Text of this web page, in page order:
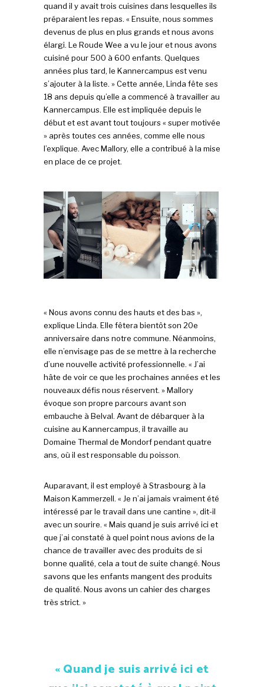
quand il y avait trois cuisines dans lesquelles ils
préparaient les repas. « Ensuite, nous sommes
devenus de plus en plus grands et nous avons
élargi. Le Roude Wee a vu le jour et nous avons
cuisiné pour 500 à 600 enfants. Quelques
années plus tard, le Kannercampus est venu
s’ajouter à la liste. » Cette année, Linda fête ses
18 ans depuis qu’elle a commencé à travailler au
Kannercampus. Elle est impliquée depuis le
début et est avant tout toujours « super motivée
» après toutes ces années, comme elle nous
l’explique. Avec Mallory, elle a contribué à la mise
en place de ce projet.
« Nous avons connu des hauts et des bas »,
explique Linda. Elle fêtera bientôt son 20e
anniversaire dans notre commune. Néanmoins,
elle n’envisage pas de se mettre à la recherche
d’une nouvelle activité professionnelle. « J’ai
hâte de voir ce que les prochaines années et les
nouveaux défis nous réservent. » Mallory
évoque son propre parcours avant son
embauche à Belval. Avant de débarquer à la
cuisine au Kannercampus, il travaille au
Domaine Thermal de Mondorf pendant quatre
ans, où il est responsable du poisson.
Auparavant, il est employé à Strasbourg à la
Maison Kammerzell. « Je n’ai jamais vraiment été
intéressé par le travail dans une cantine », dit-il
avec un sourire. « Mais quand je suis arrivé ici et
que j’ai constaté à quel point nous avions de la
chance de travailler avec des produits de si
bonne qualité, cela a tout de suite changé. Nous
savons que les enfants mangent des produits
de qualité. Nous avons un cahier des charges
très strict. »
« Quand je suis arrivé ici et